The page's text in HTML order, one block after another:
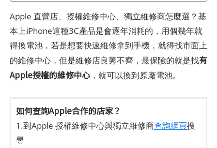
Apple 直營店、授權維修中心、獨立維修商怎麼選？基
本上iPhone這種3C產品是會逐年消耗的，用個幾年就
得換電池，若是想要快速維修拿到手機，就得找市面上
的維修中心，但是維修店良莠不齊，最保險的就是找有
Apple授權的維修中心 ，就可以換到原廠電池。
如何查詢Apple合作的店家？
1.到Apple 授權維修中心與獨立維修商查詢網頁搜
尋